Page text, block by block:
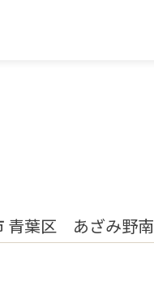
青葉区 あざみ野南